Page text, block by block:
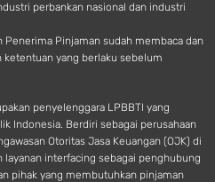
perbankan nasional dan industri
Penerima Pinjaman sudah membaca dan
ketentuan yang berlaku sebelum
penyelenggara LPBBTI yang
Indonesia. Berdiri sebagai perusahaan
Otoritas Jasa Keuangan (OJK) di
layanan interfacing sebagai penghubung
pihak yang membutuhkan pinjaman